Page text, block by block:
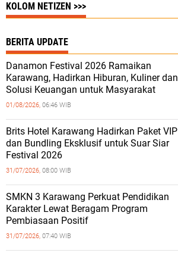
KOLOM NETIZEN >>>
BERITA UPDATE
Danamon Festival 2026 Ramaikan
Karawang, Hadirkan Hiburan, Kuliner dan
Solusi Keuangan untuk Masyarakat
01/08/2026, 06:46 WIB
Brits Hotel Karawang Hadirkan Paket VIP
dan Bundling Eksklusif untuk Suar Siar
Festival 2026
31/07/2026, 08:00 WIB
SMKN 3 Karawang Perkuat Pendidikan
Karakter Lewat Beragam Program
Pembiasaan Positif
31/07/2026, 07:40 WIB